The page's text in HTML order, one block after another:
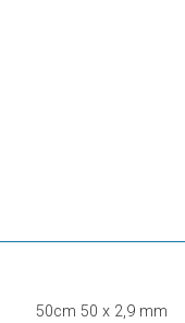
50cm 50 x 2,9 mm